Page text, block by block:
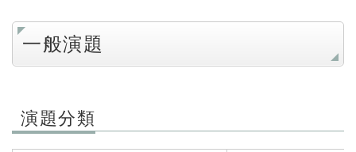
一般演題
演題分類